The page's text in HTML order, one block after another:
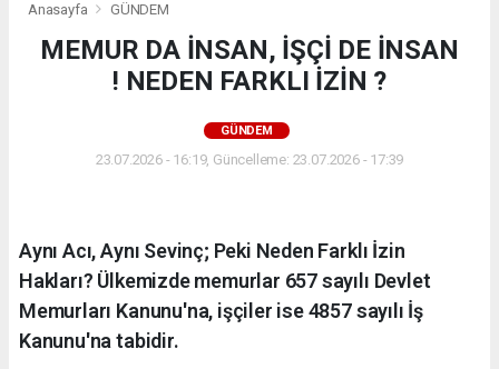
Anasayfa GÜNDEM
MEMUR DA İNSAN, İŞÇİ DE İNSAN
! NEDEN FARKLI İZİN ?
GÜNDEM
23.07.2026 - 16:19, Güncelleme: 23.07.2026 - 17:39
Aynı Acı, Aynı Sevinç; Peki Neden Farklı İzin
Hakları? Ülkemizde memurlar 657 sayılı Devlet
Memurları Kanunu'na, işçiler ise 4857 sayılı İş
Kanunu'na tabidir.